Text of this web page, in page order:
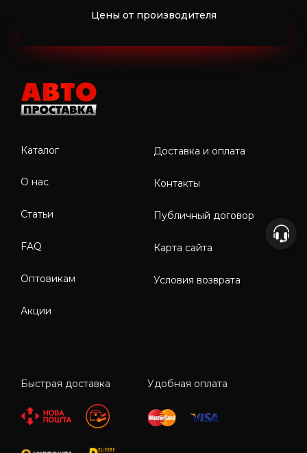
Цены от производителя
Каталог
О нас
Статьи
FAQ
Оптовикам
Акции
Доставка и оплата
Контакты
Публичный договор
Карта сайта
Условия возврата
Быстрая доставка Удобная оплата